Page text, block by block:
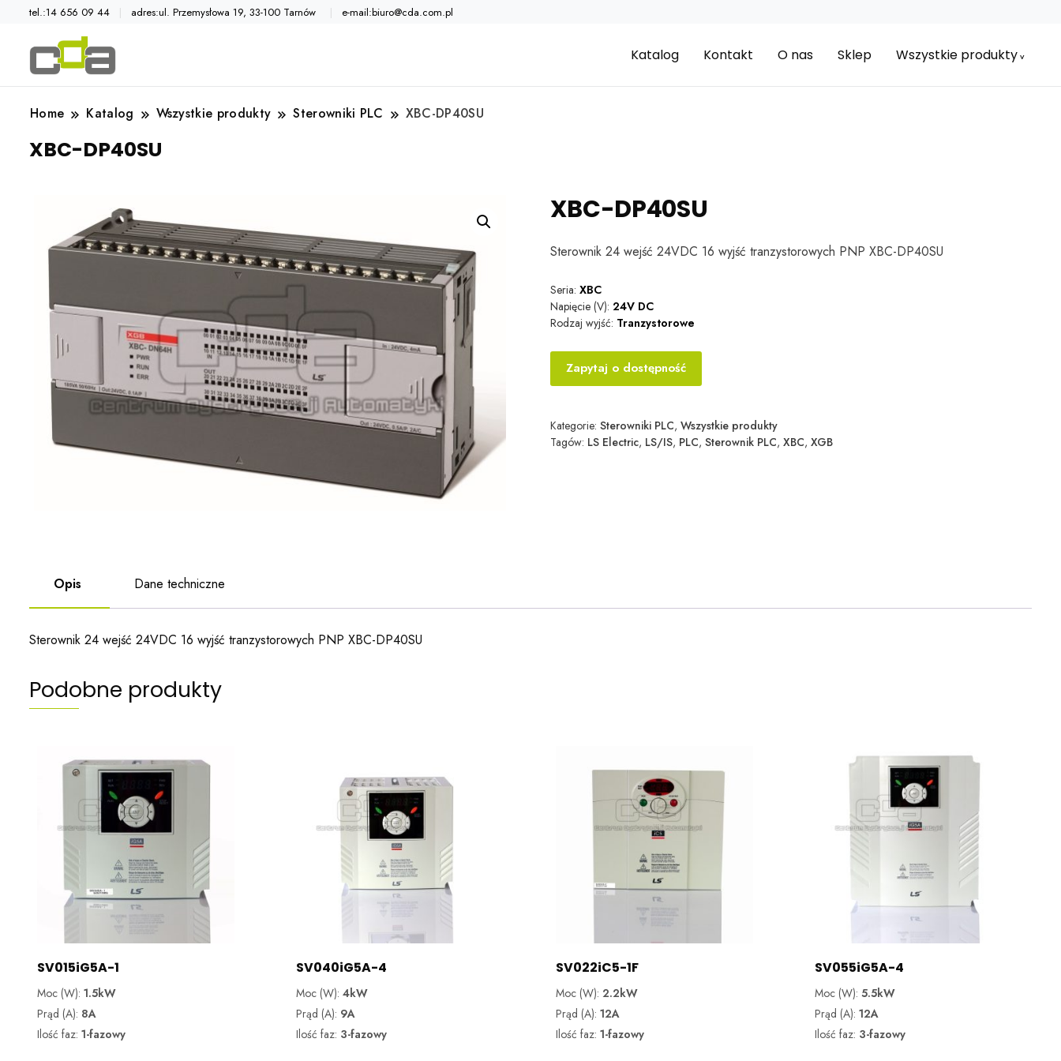
tel.:14 656 09 44 adres:ul. Przemysłowa 19, 33-100 Tarnów e-mail:biuro@cda.com.pl
Katalog Kontakt O nas Sklep Wszystkie produkty
Home Katalog Wszystkie produkty Sterowniki PLC XBC-DP40SU
XBC-DP40SU
XBC-DP40SU
Sterownik 24 wejść 24VDC 16 wyjść tranzystorowych PNP XBC-DP40SU
Seria: XBC
Napięcie (V): 24V DC
Rodzaj wyjść: Tranzystorowe
Zapytaj o dostępność
Kategorie:Sterowniki PLC,Wszystkie produkty
Tagów: LS Electric, LS/IS, PLC,Sterownik PLC,XBC,XGB
Opis Dane techniczne
Sterownik 24 wejść 24VDC 16 wyjść tranzystorowych PNP XBC-DP40SU
Podobne produkty
SV015iG5A-1
Moc (W): 1.5kW
Prąd (A): 8A
Ilość faz: 1-fazowy
SV040iG5A-4
Moc (W):4kW
Prąd (A): 9A
Ilość faz: 3-fazowy
SV022iC5-1F
Moc (W): 2.2kW
Prąd (A): 12A
Ilość faz: 1-fazowy
SV055iG5A-4
Moc (W): 5.5kW
Prąd (A): 12A
Ilość faz: 3-fazowy